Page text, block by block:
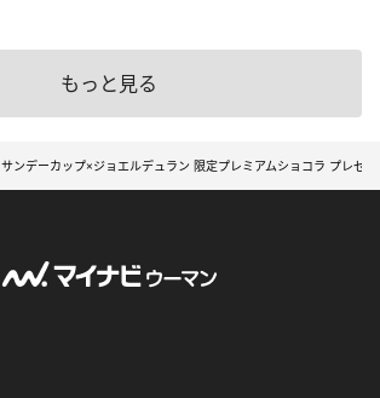
もっと見る
サンデーカップ×ジョエルデュラン 限定プレミアムショコラ プレゼ